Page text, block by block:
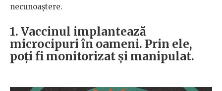
necunoaștere.
1. Vaccinul implantează
microcipuri în oameni. Prin ele,
poți fi monitorizat și manipulat.